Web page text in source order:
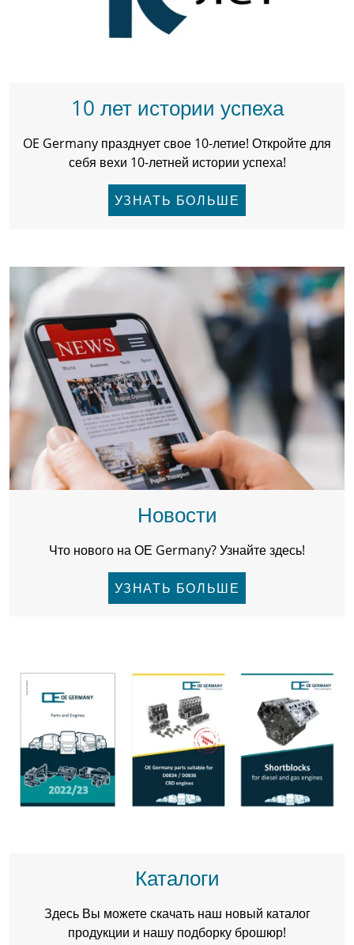
10 лет истории успеха
OE Germany празднует свое 10-летие! Откройте для
себя вехи 10-летней истории успеха!
УЗНАТЬ БОЛЬШЕ
Новости
Что нового на ОЕ Germany? Узнайте здесь!
УЗНАТЬ БОЛЬШЕ
Каталоги
Здесь Вы можете скачать наш новый каталог
продукции и нашу подборку брошюр!